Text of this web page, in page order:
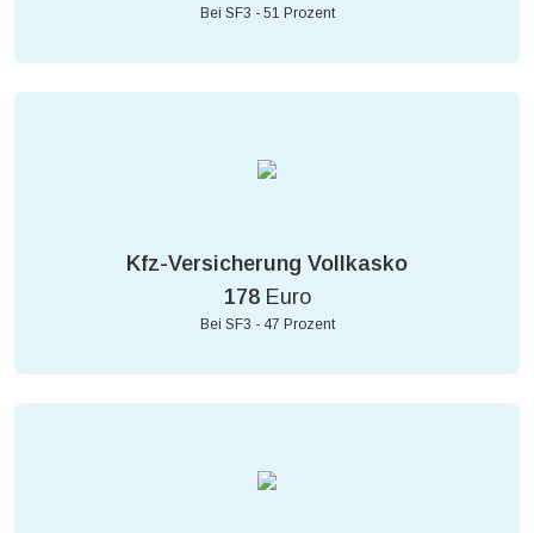
Bei SF3 - 51 Prozent
Kfz-Versicherung Vollkasko
178Euro
Bei SF3 - 47 Prozent